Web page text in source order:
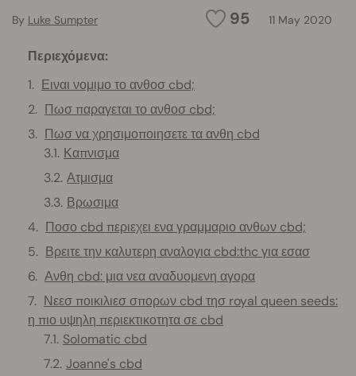
95 11 May 2020
By Luke Sumpter
Περιεχόμενα:
Ειναι νομιμο το ανθοσ cbd;
Πωσ παραγεται το ανθοσ cbd;
Πωσ να χρησιμοποιησετε τα ανθη cbd
Καπνισμα
Ατμισμα
Βρωσιμα
Ποσο cbd περιεχει ενα γραμμαριο ανθων cbd;
Βρειτε την καλυτερη αναλογια cbd:thc για εσασ
Ανθη cbd: μια νεα αναδυομενη αγορα
Νεεσ ποικιλιεσ σπορων cbd τησ royal queen seeds:
η πιο υψηλη περιεκτικοτητα σε cbd
Solomatic cbd
Joanne's cbd